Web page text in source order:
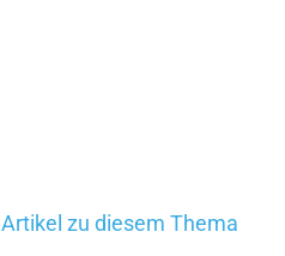
Artikel zu diesem Thema